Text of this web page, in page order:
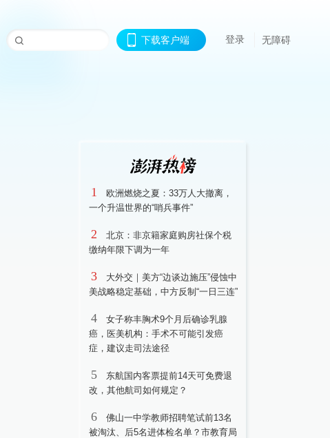
下载客户端 登录 无障碍
1
欧洲燃烧之夏：33万人大撤离，
一个升温世界的“哨兵事件”
2
北京：非京籍家庭购房社保个税
缴纳年限下调为一年
3
大外交｜美方“边谈边施压”侵蚀中
美战略稳定基础，中方反制“一日三连”
4
女子称丰胸术9个月后确诊乳腺
癌，医美机构：手术不可能引发癌
症，建议走司法途径
5
东航国内客票提前14天可免费退
改，其他航司如何规定？
6
佛山一中学教师招聘笔试前13名
被淘汰、后5名进体检名单？市教育局